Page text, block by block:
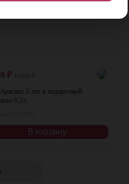
₽
5 лет в подарочной
0,5л
В корзину